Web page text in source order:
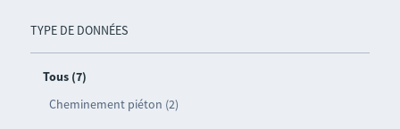
TYPE DE DONNÉES
Tous (7)
Cheminement piéton (2)